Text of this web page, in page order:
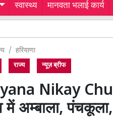
स्वास्थ्य मानवता भलाई कार्य
हरियाणा
राज्य न्यूज़ ब्रीफ
Nikay
में अम्बाला,